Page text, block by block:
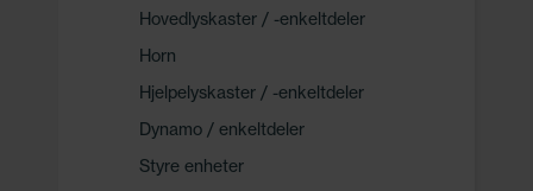
Hovedlyskaster / -enkeltdeler
Horn
Hjelpelyskaster / -enkeltdeler
Dynamo / enkeltdeler
Styre enheter